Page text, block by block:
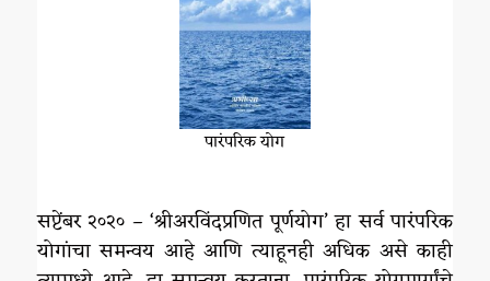
पारंपरिक योग
सप्टेंबर २०२० – ‘श्रीअरविंदप्रणित पूर्णयोग’ हा सर्व पारंपरिक
योगांचा समन्वय आहे आणि त्याहूनही अधिक असे काही